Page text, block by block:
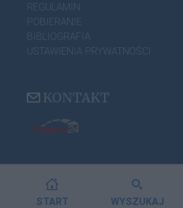
REGULAMIN
POBIERANIE
BIBLIOGRAFIA
USTAWIENIA PRYWATNOŚCI
KONTAKT
START WYSZUKAJ